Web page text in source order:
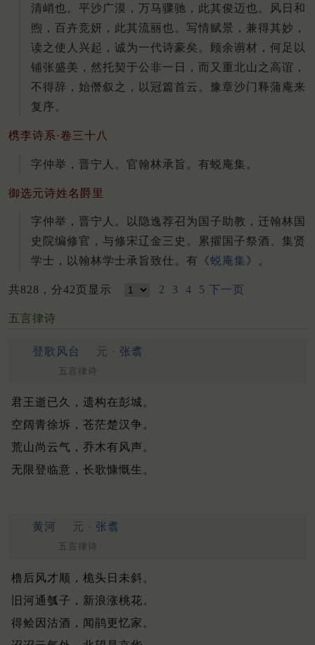
清峭也。平沙广漠，万马骤驰，此其俊迈也。风日和
煦，百卉竞妍，此其流丽也。写情赋景，兼得其妙，
读之使人兴起，诚为一代诗豪矣。顾余谫材，何足以
铺张盛美，然托契于公非一日，而又重北山之高谊，
不得辞，始僭叙之，以冠篇首云。豫章沙门释蒲庵来
复序。
槜李诗系·卷三十八
字仲举，晋宁人。官翰林承旨。有蜕庵集。
御选元诗姓名爵里
字仲举，晋宁人。以隐逸荐召为国子助教，迁翰林国
史院编修官，与修宋辽金三史。累擢国子祭酒、集贤
学士，以翰林学士承旨致仕。有《蜕庵集》。
共828，分42页显示 2 3 4 5 下一页
五言律诗
登歌风台 元 · 张翥
五言律诗
君王逝已久，遗构在彭城。
空阔青徐坼，苍茫楚汉争。
荒山尚云气，乔木有风声。
无限登临意，长歌慷慨生。
黄河 元 · 张翥
五言律诗
橹后风才顺，桅头日未斜。
旧河通瓠子，新浪涨桃花。
得鲙因沽酒，闻鹃更忆家。